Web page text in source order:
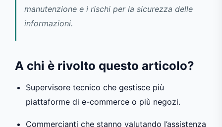
manutenzione e i rischi per la sicurezza delle
informazioni.
A chi è rivolto questo articolo?
Supervisore tecnico che gestisce più
piattaforme di e-commerce o più negozi.
Commercianti che stanno valutando l’assistenza